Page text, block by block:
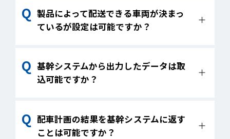
可能です。配車後に車両ごとのドライバー
を設定できます。
製品によって配送できる車両が決まっ
ているが設定は可能ですか？
可能です。伝票取込条件設定で伝票に車両
分類を付与し、プログラム配車で設定でき
基幹システムから出力したデータは取
込可能ですか？
可能です。伝票取込条件設定で簡単に取り
込みできます。
配車計画の結果を基幹システムに返す
ことは可能ですか？